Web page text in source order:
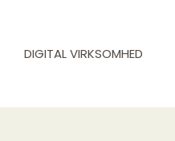
DIGITAL VIRKSOMHED